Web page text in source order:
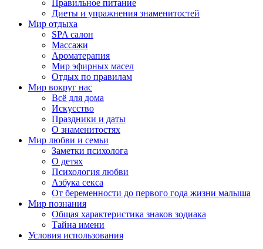
Правильное питание
Диеты и упражнения знаменитостей
Мир отдыха
SPA салон
Массажи
Ароматерапия
Мир эфирных масел
Отдых по правилам
Мир вокруг нас
Всё для дома
Искусство
Праздники и даты
О знаменитостях
Мир любви и семьи
Заметки психолога
О детях
Психология любви
Азбука секса
От беременности до первого года жизни малыша
Мир познания
Общая характеристика знаков зодиака
Тайна имени
Условия использования